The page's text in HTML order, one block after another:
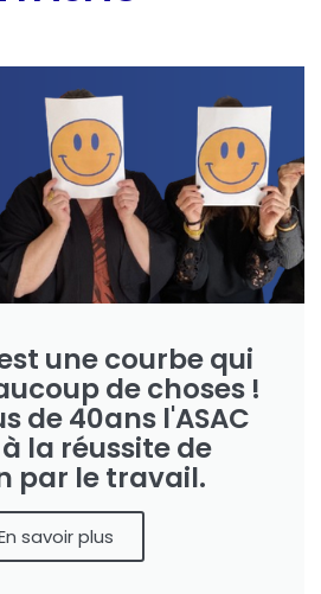
une courbe qui
de choses !
de 40ans l'ASAC
la réussite de
par le travail.
savoir plus